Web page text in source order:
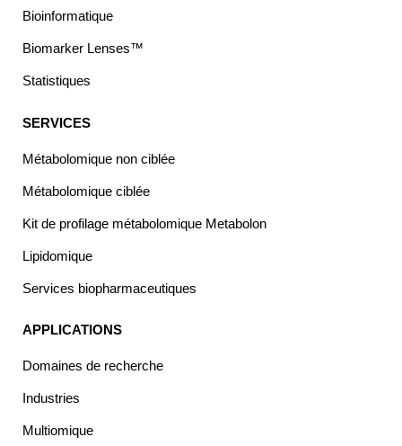
Bioinformatique
Biomarker Lenses™
Statistiques
SERVICES
Métabolomique non ciblée
Métabolomique ciblée
Kit de profilage métabolomique Metabolon
Lipidomique
Services biopharmaceutiques
APPLICATIONS
Domaines de recherche
Industries
Multiomique